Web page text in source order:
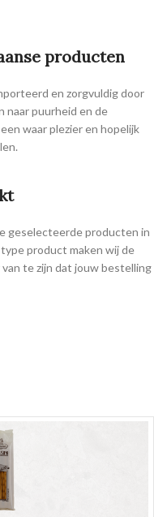
producten
en zorgvuldig door
naar puurheid en de
waar plezier en hopelijk
geselecteerde producten in
product maken wij de
te zijn dat jouw bestelling